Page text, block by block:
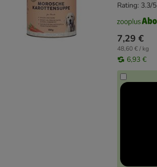
7,29 €
48,60 € / kg
6,93 €
Rating: 3.3/5